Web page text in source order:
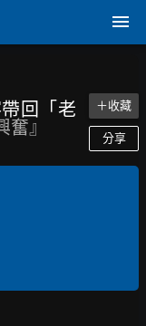
回「老
』
＋收藏
分享